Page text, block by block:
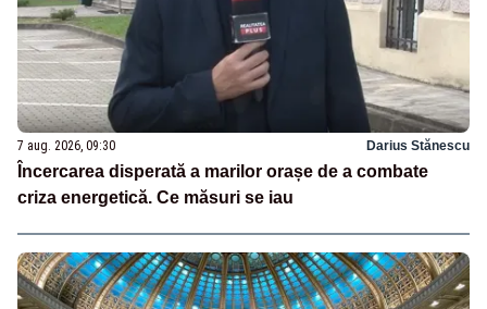
7 aug. 2026, 09:30 Darius Stănescu
Încercarea disperată a marilor orașe de a combate
criza energetică. Ce măsuri se iau